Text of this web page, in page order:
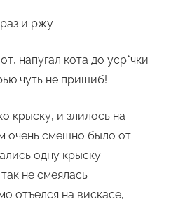
и ржу
напугал кота до уср*чки
чуть не пришиб!
крыску, и злилось на
очень смешно было от
одну крыску
не смеялась
отъелся на вискасе,